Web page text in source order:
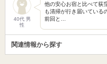
40代 男
性
他の安心お宿と比べて荻
も清掃が行き届いている
前回と…
関連情報から探す